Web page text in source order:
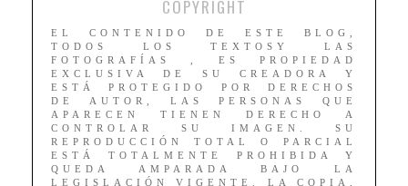
COPYRIGHT
EL CONTENIDO DE ESTE BLOG,
TODOS LOS TEXTOSY LAS
FOTOGRAFÍAS , ES PROPIEDAD
EXCLUSIVA DE SU CREADORA Y
ESTÁ PROTEGIDO POR DERECHOS
DE AUTOR, LAS PERSONAS QUE
APARECEN TIENEN DERECHO A
CONTROLAR SU IMAGEN. SU
REPRODUCCIÓN TOTAL O PARCIAL
ESTÁ TOTALMENTE PROHIBIDA Y
QUEDA AMPARADA BAJO LA
LEGISLACIÓN VIGENTE. LA COPIA,